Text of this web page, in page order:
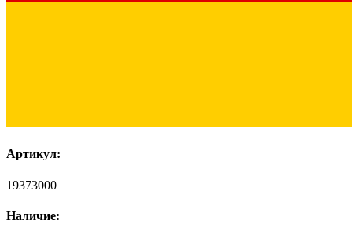
Артикул:
19373000
Наличие: